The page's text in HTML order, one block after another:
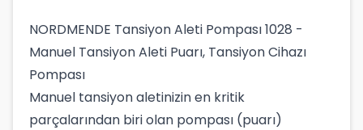
NORDMENDE Tansiyon Aleti Pompası 1028 -
Manuel Tansiyon Aleti Puarı, Tansiyon Cihazı
Pompası
Manuel tansiyon aletinizin en kritik
parçalarından biri olan pompası (puarı)